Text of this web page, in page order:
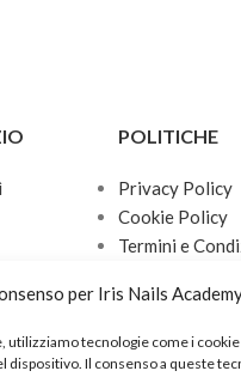
per Iris Nails
utilizziamo tecnologie come i
dispositivo. Il consenso a queste
POLITICHE
Privacy Policy
Cookie Policy
Termini e